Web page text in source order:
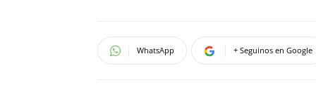
WhatsApp + Seguinos en Google